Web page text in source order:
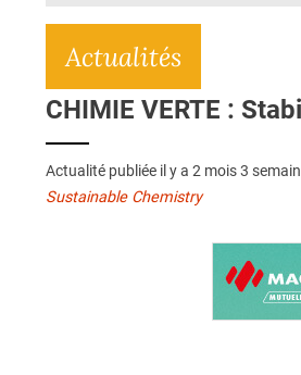
Actualités
CHIMIE VERTE :
Actualité publiée il y a 2 mois 3
Sustainable Chemistry